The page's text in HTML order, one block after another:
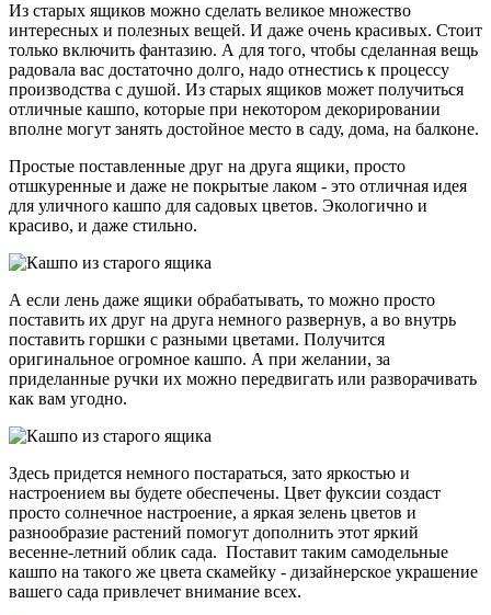
Из старых ящиков можно сделать великое множество
интересных и полезных вещей. И даже очень красивых. Стоит
только включить фантазию. А для того, чтобы сделанная вещь
радовала вас достаточно долго, надо отнестись к процессу
производства с душой. Из старых ящиков может получиться
отличные кашпо, которые при некотором декорировании
вполне могут занять достойное место в саду, дома, на балконе.
Простые поставленные друг на друга ящики, просто
отшкуренные и даже не покрытые лаком - это отличная идея
для уличного кашпо для садовых цветов. Экологично и
красиво, и даже стильно.
А если лень даже ящики обрабатывать, то можно просто
поставить их друг на друга немного развернув, а во внутрь
поставить горшки с разными цветами. Получится
оригинальное огромное кашпо. А при желании, за
приделанные ручки их можно передвигать или разворачивать
как вам угодно.
Здесь придется немного постараться, зато яркостью и
настроением вы будете обеспечены. Цвет фуксии создаст
просто солнечное настроение, а яркая зелень цветов и
разнообразие растений помогут дополнить этот яркий
весенне-летний облик сада. Поставит таким самодельные
кашпо на такого же цвета скамейку - дизайнерское украшение
вашего сада привлечет внимание всех.